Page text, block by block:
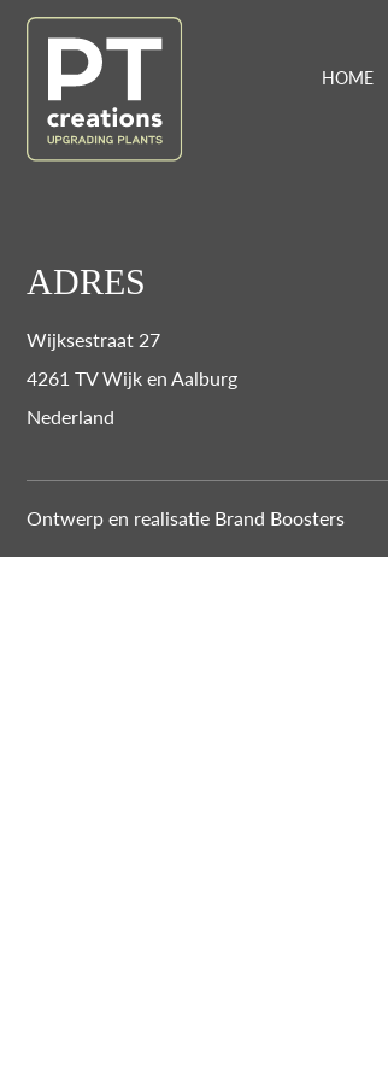
HOME
ADRES
Wijksestraat 27
4261 TV Wijk en Aalburg
Nederland
Ontwerp en realisatie Brand Boosters